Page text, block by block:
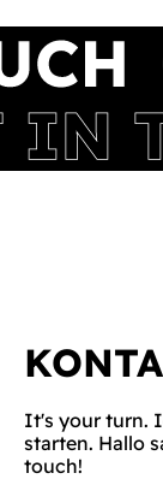
It's your turn.
starten. Hallo
touch!